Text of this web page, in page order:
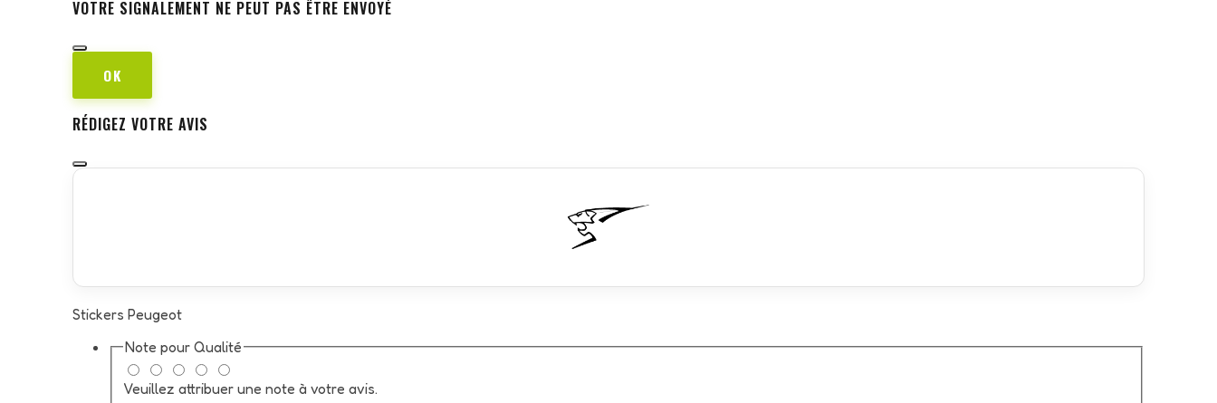
VOTRE SIGNALEMENT NE PEUT PAS ÊTRE ENVOYÉ
OK
RÉDIGEZ VOTRE AVIS
Stickers Peugeot
Note pour Qualité
Veuillez attribuer une note à votre avis.